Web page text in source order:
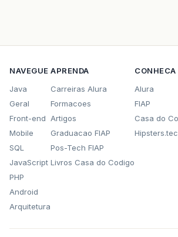
NAVEGUE
Java
Geral
Front-end
Mobile
SQL
JavaScript
PHP
Android
Arquitetura
APRENDA
Carreiras Alura
Formacoes
Artigos
Graduacao FIAP
Pos-Tech FIAP
Livros Casa do Codigo
CONHECA
Alura
FIAP
Casa do